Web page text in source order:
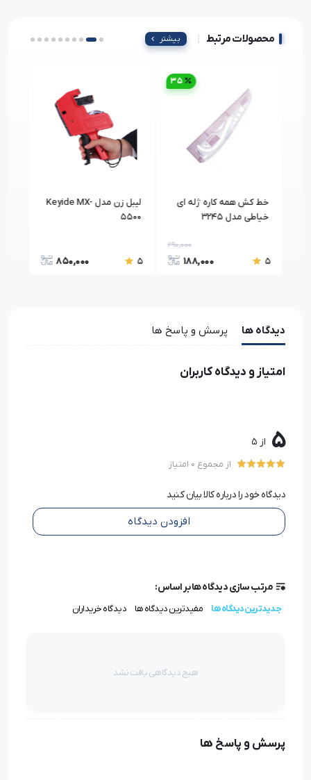
محصولات مرتبط بیشتر
خط کش همه کاره ژله ای
خیاطی مدل 3245
5
290,000
188,000
35
لیبل زن مدل Keyide MX-
5500
5
850,000
دیدگاه ها پرسش و پاسخ ها
امتیاز و دیدگاه کاربران
5 از 5
از مجموع 0 امتیاز
دیدگاه خود را درباره کالا بیان کنید
افزودن دیدگاه
مرتب سازی دیدگاه ها بر اساس:
جدیدترین دیدگاه ها مفیدترین دیدگاه ها دیدگاه خریداران
هیچ دیدگاهی یافت نشد
پرسش و پاسخ ها